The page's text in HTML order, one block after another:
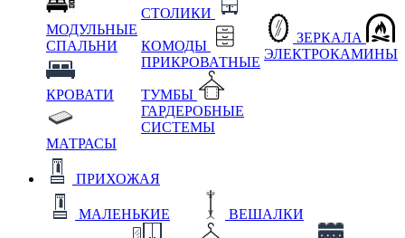
МОДУЛЬНЫЕ
СПАЛЬНИ
КРОВАТИ
МАТРАСЫ
СТОЛИКИ
КОМОДЫ
ПРИКРОВАТНЫЕ
ТУМБЫ
ГАРДЕРОБНЫЕ
СИСТЕМЫ
ЗЕРКАЛА
ЭЛЕКТРОКАМИНЫ
ПРИХОЖАЯ
МАЛЕНЬКИЕ ВЕШАЛКИ